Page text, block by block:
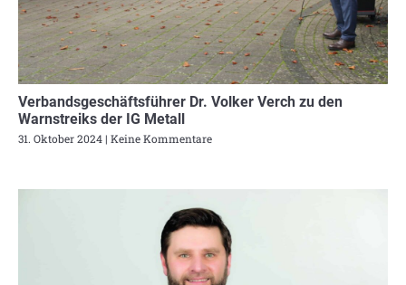
Verbandsgeschäftsführer Dr. Volker Verch zu den
Warnstreiks der IG Metall
31. Oktober 2024 Keine Kommentare